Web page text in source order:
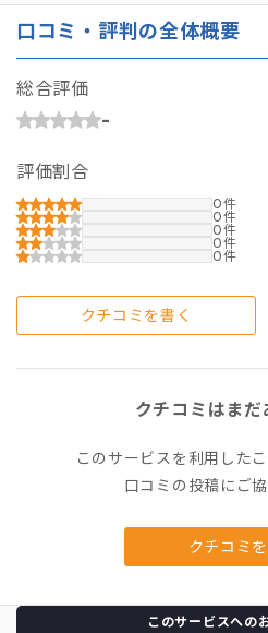
口コミ・評判の全体概要
総合評価
-
評価割合
0
0
0
0
0
クチコミを書く
クチコミはまだ
このサービスを利用した
口コミの投稿にご
クチコミ
このサービスへの